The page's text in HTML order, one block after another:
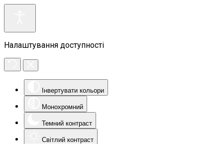
Налаштування доступності
Інвертувати кольори
Монохромний
Темний контраст
Світлий контраст